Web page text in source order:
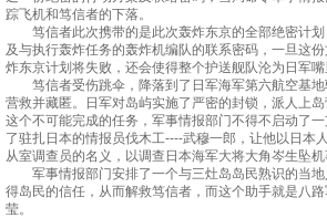
踪飞机和笃信者的下落。
笃信者此次携带的是此次轰炸东京的全部绝密计划
及与执行轰炸任务的轰炸机编队的联系密码，一旦这
炸东京计划将失败，还会使得整个护送舰队沦为日军嘴
笃信者受伤跳伞，降落到了日军海军第六航空基地
营救并藏匿。日军对岛屿实施了严密的封锁，派人上
这个不可能完成的任务，军事情报部门不得不启动了
了驻扎日本的情报员伐木工----武穆一郎，让他以日本
从室调查员的名义，以调查日本海军大将大角岑生坠
军事情报部门安排了一个与三灶岛岛民熟识的当地
得岛民的信任，从而解救笃信者，而这个助手就是八
莹。